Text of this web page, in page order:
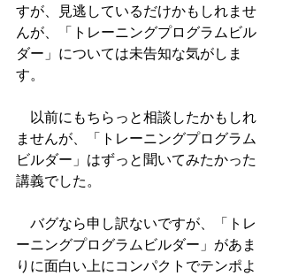
すが、見逃しているだけかもしれませ
んが、「トレーニングプログラムビル
ダー」については未告知な気がしま
す。
以前にもちらっと相談したかもしれ
ませんが、「トレーニングプログラム
ビルダー」はずっと聞いてみたかった
講義でした。
バグなら申し訳ないですが、「トレ
ーニングプログラムビルダー」があま
りに面白い上にコンパクトでテンポよ